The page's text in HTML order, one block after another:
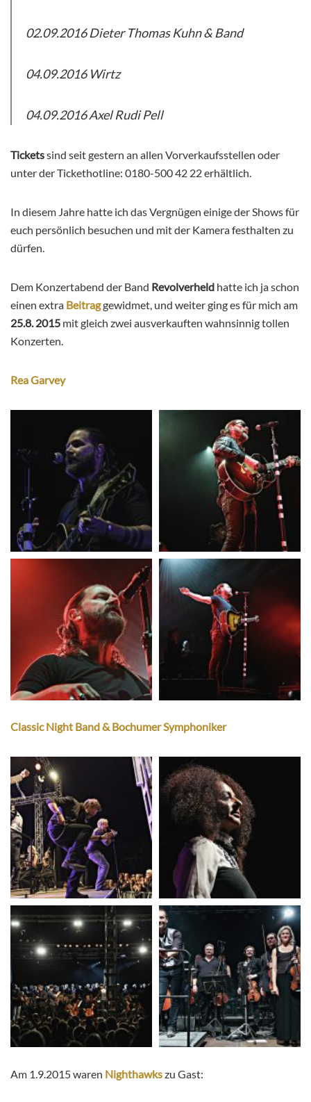
02.09.2016 Dieter Thomas Kuhn & Band
04.09.2016 Wirtz
04.09.2016 Axel Rudi Pell
Ticketssind seit gestern an allen Vorverkaufsstellen oder
unter der Tickethotline: 0180-500 42 22 erhältlich.
In diesem Jahre hatte ich das Vergnügen einige der Shows für
euch persönlich besuchen und mit der Kamera festhalten zu
dürfen.
Dem Konzertabend der Band Revolverheld hatte ich ja schon
einen extra Beitraggewidmet, und weiter ging es für mich am
25.8. 2015 mit gleich zwei ausverkauften wahnsinnig tollen
Konzerten.
Rea Garvey
Classic Night Band & Bochumer Symphoniker
Am 1.9.2015 waren Nighthawkszu Gast: